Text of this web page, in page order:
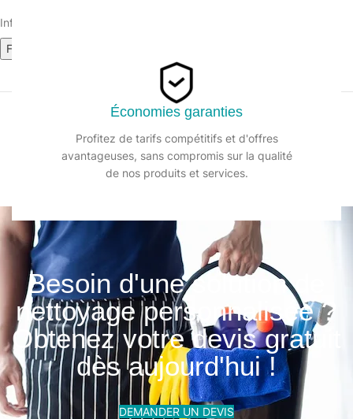
Économies garanties
Profitez de tarifs compétitifs et d'offres
avantageuses, sans compromis sur la qualité
de nos produits et services.
Informations sur le produit :
Fiche de Données de Sécurité
Besoin d'une solution de
nettoyage personnalisée ?
Obtenez votre devis gratuit
dès aujourd'hui !
DEMANDER UN DEVIS